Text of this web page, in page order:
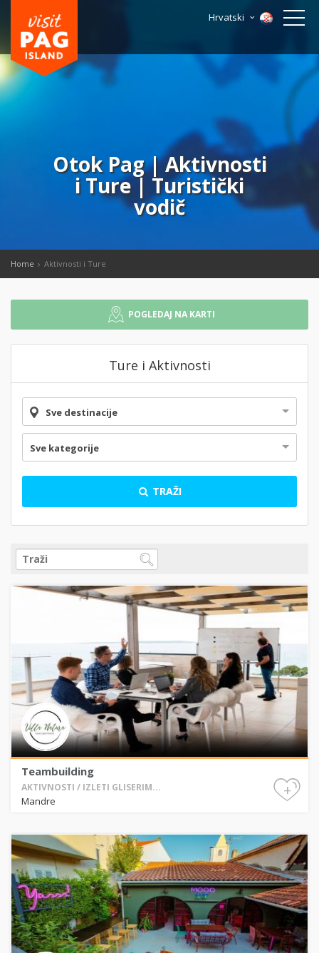
Hrvatski
Otok Pag | Aktivnosti
i Ture | Turistički
vodič
Home Aktivnosti i Ture
POGLEDAJ NA KARTI
Ture i Aktivnosti
Sve destinacije
Sve kategorije
TRAŽI
Teambuilding
AKTIVNOSTI / IZLETI GLISERIM...
Mandre
+